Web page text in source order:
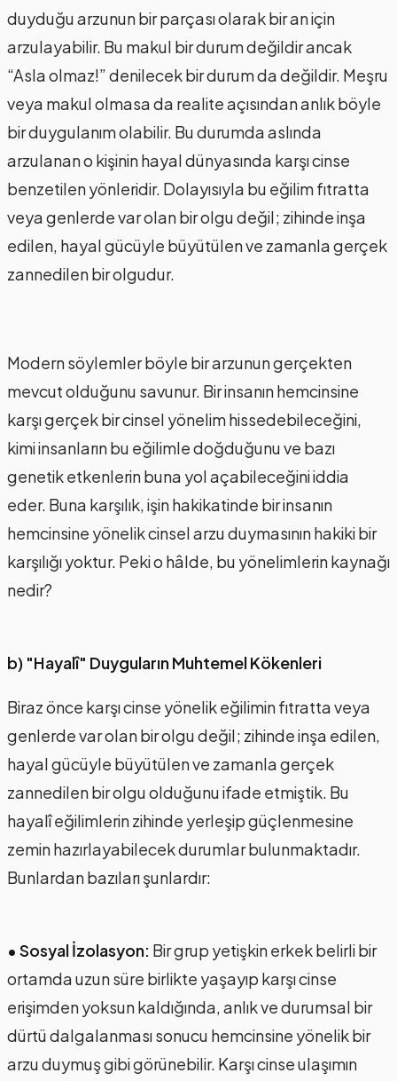
duyduğu arzunun bir parçası olarak bir an için
arzulayabilir. Bu makul bir durum değildir ancak
“Asla olmaz!” denilecek bir durum da değildir. Meşru
veya makul olmasa da realite açısından anlık böyle
bir duygulanım olabilir. Bu durumda aslında
arzulanan o kişinin hayal dünyasında karşı cinse
benzetilen yönleridir. Dolayısıyla bu eğilim fıtratta
veya genlerde var olan bir olgu değil; zihinde inşa
edilen, hayal gücüyle büyütülen ve zamanla gerçek
zannedilen bir olgudur.
Modern söylemler böyle bir arzunun gerçekten
mevcut olduğunu savunur. Bir insanın hemcinsine
karşı gerçek bir cinsel yönelim hissedebileceğini,
kimi insanların bu eğilimle doğduğunu ve bazı
genetik etkenlerin buna yol açabileceğini iddia
eder. Buna karşılık, işin hakikatinde bir insanın
hemcinsine yönelik cinsel arzu duymasının hakiki bir
karşılığı yoktur. Peki o hâlde, bu yönelimlerin kaynağı
nedir?
b) "Hayalî" Duyguların Muhtemel Kökenleri
Biraz önce karşı cinse yönelik eğilimin fıtratta veya
genlerde var olan bir olgu değil; zihinde inşa edilen,
hayal gücüyle büyütülen ve zamanla gerçek
zannedilen bir olgu olduğunu ifade etmiştik. Bu
hayalî eğilimlerin zihinde yerleşip güçlenmesine
zemin hazırlayabilecek durumlar bulunmaktadır.
Bunlardan bazıları şunlardır:
• Sosyal İzolasyon: Bir grup yetişkin erkek belirli bir
ortamda uzun süre birlikte yaşayıp karşı cinse
erişimden yoksun kaldığında, anlık ve durumsal bir
dürtü dalgalanması sonucu hemcinsine yönelik bir
arzu duymuş gibi görünebilir. Karşı cinse ulaşımın